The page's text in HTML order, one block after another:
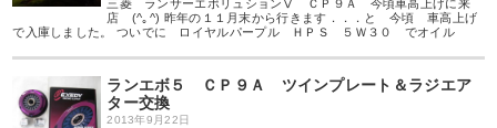
三菱 ランサーエボリュションⅤ ＣＰ９Ａ 今頃車高上げに来
店 (^｡^) 昨年の１１月末から行きます．．．と 今頃 車高上げ
で入庫しました。 ついでに ロイヤルパープル ＨＰＳ ５Ｗ３０ でオイル
ランエボ５ ＣＰ９Ａ ツインプレート＆ラジエア
ター交換
2013年9月22日